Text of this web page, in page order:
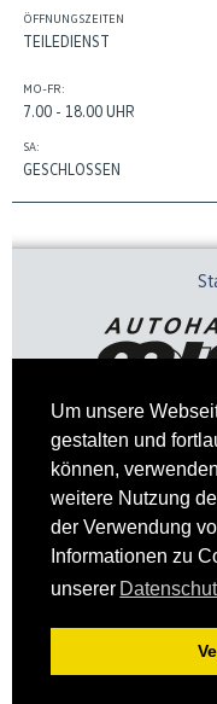
Um unsere
gestalten und
können,
weitere Nutzung
der Verwendung
Informationen zu
unserer
ÖFFNUNGSZEITEN
TEILEDIENST
MO-FR:
7.00 - 18.00 UHR
SA:
GESCHLOSSEN